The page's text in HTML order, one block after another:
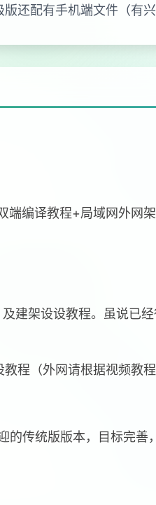
还配有手机端文件（有兴
端编译教程+局域网外网
建架设设教程。虽说已
程（外网请根据视频教
的传统版版本，目标完